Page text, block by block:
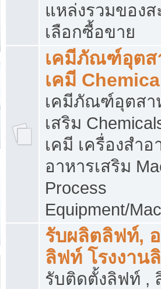
แหล่งรวมของ
เลือกซื้อขาย
เคมีภัณฑ์อุตส
เคมี
เคมีภัณฑ์อุตสา
เสริม
เคมี เครื่องสำ
อาหารเสริม
Process
Equipment/
รับผลิตลิฟท์,
ลิฟท์ โรงงาน
รับติดตั้งลิฟท์ ,